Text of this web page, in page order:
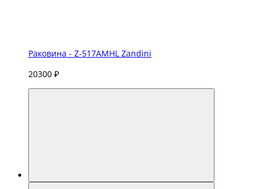
Раковина - Z-517AMHL Zandini
20300 ₽